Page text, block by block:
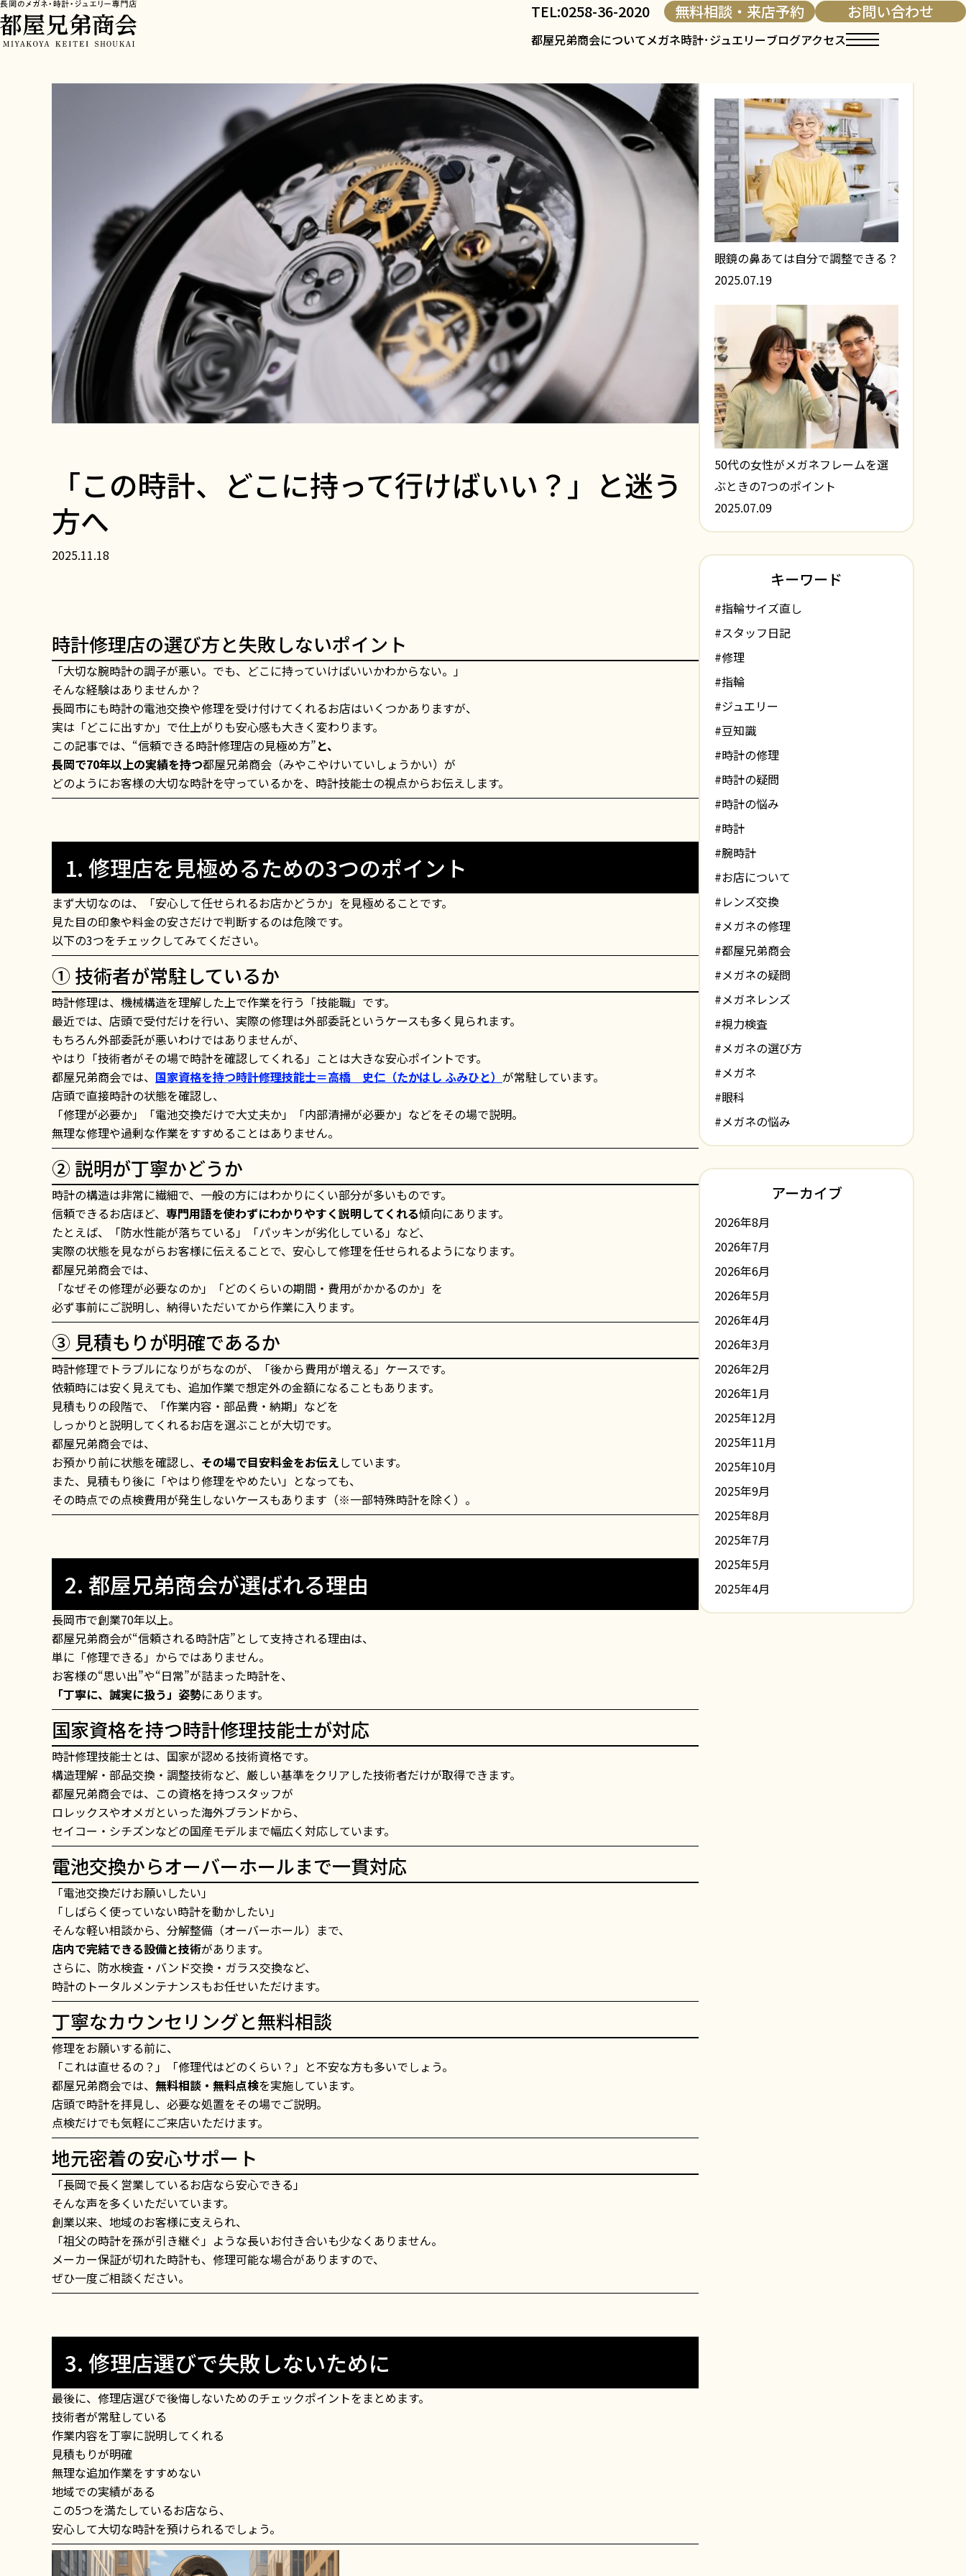
TEL:0258-36-2020 無料相談・来店予約 お問い合わせ
都屋兄弟商会についてメガネ時計･ジュエリーブログアクセス
HOME>ブログ>「この時計、どこに持って行けばいい？」と迷う方へ
「この時計、どこに持って行けばいい？」と迷う
方へ
2025.11.18
時計修理店の選び方と失敗しないポイント
「大切な腕時計の調子が悪い。でも、どこに持っていけばいいかわからない。」
そんな経験はありませんか？
長岡市にも時計の電池交換や修理を受け付けてくれるお店はいくつかありますが、
実は「どこに出すか」で仕上がりも安心感も大きく変わります。
この記事では、“信頼できる時計修理店の見極め方”と、
長岡で70年以上の実績を持つ都屋兄弟商会（みやこやけいていしょうかい）が
どのようにお客様の大切な時計を守っているかを、時計技能士の視点からお伝えします。
1. 修理店を見極めるための3つのポイント
まず大切なのは、「安心して任せられるお店かどうか」を見極めることです。
見た目の印象や料金の安さだけで判断するのは危険です。
以下の3つをチェックしてみてください。
① 技術者が常駐しているか
時計修理は、機械構造を理解した上で作業を行う「技能職」です。
最近では、店頭で受付だけを行い、実際の修理は外部委託というケースも多く見られます。
もちろん外部委託が悪いわけではありませんが、
やはり「技術者がその場で時計を確認してくれる」ことは大きな安心ポイントです。
都屋兄弟商会では、 国家資格を持つ時計修理技能士＝高橋 史仁（たかはし ふみひと） が常駐しています。
店頭で直接時計の状態を確認し、
「修理が必要か」「電池交換だけで大丈夫か」「内部清掃が必要か」などをその場で説明。
無理な修理や過剰な作業をすすめることはありません。
② 説明が丁寧かどうか
時計の構造は非常に繊細で、一般の方にはわかりにくい部分が多いものです。
信頼できるお店ほど、 専門用語を使わずにわかりやすく説明してくれる傾向にあります。
たとえば、「防水性能が落ちている」「パッキンが劣化している」など、
実際の状態を見ながらお客様に伝えることで、安心して修理を任せられるようになります。
都屋兄弟商会では、
「なぜその修理が必要なのか」「どのくらいの期間・費用がかかるのか」を
必ず事前にご説明し、納得いただいてから作業に入ります。
③ 見積もりが明確であるか
時計修理でトラブルになりがちなのが、「後から費用が増える」ケースです。
依頼時には安く見えても、追加作業で想定外の金額になることもあります。
見積もりの段階で、「作業内容・部品費・納期」などを
しっかりと説明してくれるお店を選ぶことが大切です。
都屋兄弟商会では、
お預かり前に状態を確認し、 その場で目安料金をお伝えしています。
また、見積もり後に「やはり修理をやめたい」となっても、
その時点での点検費用が発生しないケースもあります（※一部特殊時計を除く）。
2. 都屋兄弟商会が選ばれる理由
長岡市で創業70年以上。
都屋兄弟商会が“信頼される時計店”として支持される理由は、
単に「修理できる」からではありません。
お客様の“思い出”や“日常”が詰まった時計を、
「丁寧に、誠実に扱う」姿勢にあります。
国家資格を持つ時計修理技能士が対応
時計修理技能士とは、国家が認める技術資格です。
構造理解・部品交換・調整技術など、厳しい基準をクリアした技術者だけが取得できます。
都屋兄弟商会では、この資格を持つスタッフが
ロレックスやオメガといった海外ブランドから、
セイコー・シチズンなどの国産モデルまで幅広く対応しています。
電池交換からオーバーホールまで一貫対応
「電池交換だけお願いしたい」
「しばらく使っていない時計を動かしたい」
そんな軽い相談から、分解整備（オーバーホール）まで、
店内で完結できる設備と技術があります。
さらに、防水検査・バンド交換・ガラス交換など、
時計のトータルメンテナンスもお任せいただけます。
丁寧なカウンセリングと無料相談
修理をお願いする前に、
「これは直せるの？」「修理代はどのくらい？」と不安な方も多いでしょう。
都屋兄弟商会では、 無料相談・無料点検を実施しています。
店頭で時計を拝見し、必要な処置をその場でご説明。
点検だけでも気軽にご来店いただけます。
地元密着の安心サポート
「長岡で長く営業しているお店なら安心できる」
そんな声を多くいただいています。
創業以来、地域のお客様に支えられ、
「祖父の時計を孫が引き継ぐ」ような長いお付き合いも少なくありません。
メーカー保証が切れた時計も、修理可能な場合がありますので、
ぜひ一度ご相談ください。
3. 修理店選びで失敗しないために
最後に、修理店選びで後悔しないためのチェックポイントをまとめます。
技術者が常駐している
作業内容を丁寧に説明してくれる
見積もりが明確
無理な追加作業をすすめない
地域での実績がある
この5つを満たしているお店なら、
安心して大切な時計を預けられるでしょう。
眼鏡の鼻あては自分で調整できる？
2025.07.19
50代の女性がメガネフレームを選
ぶときの7つのポイント
2025.07.09
キーワード
#指輪サイズ直し
#スタッフ日記
#修理
#指輪
#ジュエリー
#豆知識
#時計の修理
#時計の疑問
#時計の悩み
#時計
#腕時計
#お店について
#レンズ交換
#メガネの修理
#都屋兄弟商会
#メガネの疑問
#メガネレンズ
#視力検査
#メガネの選び方
#メガネ
#眼科
#メガネの悩み
アーカイブ
2026年8月
2026年7月
2026年6月
2026年5月
2026年4月
2026年3月
2026年2月
2026年1月
2025年12月
2025年11月
2025年10月
2025年9月
2025年8月
2025年7月
2025年5月
2025年4月